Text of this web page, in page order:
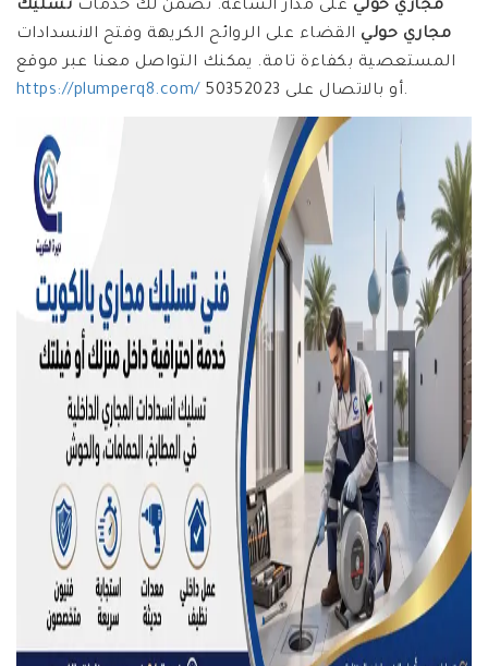
مجاري حولي على مدار الساعة. تضمن لك خدمات تسليك
مجاري حولي القضاء على الروائح الكريهة وفتح الانسدادات
المستعصية بكفاءة تامة. يمكنك التواصل معنا عبر موقع
https://plumperq8.com/
أو بالاتصال على 50352023.